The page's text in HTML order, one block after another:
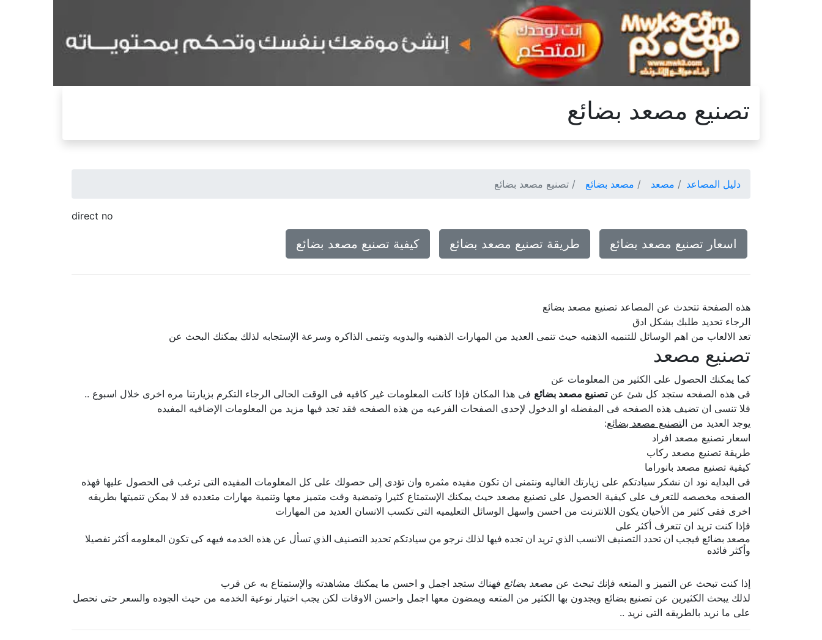
تصنيع مصعد بضائع
دليل المصاعد مصعد مصعد بضائع تصنيع مصعد بضائع
direct no
اسعار تصنيع مصعد بضائع طريقة تصنيع مصعد بضائع كيفية تصنيع مصعد بضائع
هذه الصفحة تتحدث عن المصاعد تصنيع مصعد بضائع
الرجاء تحديد طلبك بشكل ادق
تعد الالعاب من اهم الوسائل للتنميه الذهنيه حيث تنمى العديد من المهارات الذهنيه واليدويه وتنمى الذاكره وسرعة الإستجابه لذلك يمكنك البحث عن
تصنيع مصعد
كما يمكنك الحصول على الكثير من المعلومات عن
فى هذه الصفحه ستجد كل شئ عنتصنيع مصعد بضائع فى هذا المكان فإذا كانت المعلومات غير كافيه فى الوقت الحالى الرجاء التكرم بزيارتنا مره اخرى خلال اسبوع ..
فلا تنسى ان تضيف هذه الصفحه فى المفضله او الدخول لإحدى الصفحات الفرعيه من هذه الصفحه فقد تجد فيها مزيد من المعلومات الإضافيه المفيده
يوجد العديد من التصنيع مصعد بضائع:
اسعار تصنيع مصعد افراد
طريقة تصنيع مصعد ركاب
كيفية تصنيع مصعد بانوراما
فى البدايه نود ان نشكر سيادتكم على زيارتك الغاليه ونتمنى ان تكون مفيده مثمره وان تؤدى إلى حصولك على كل المعلومات المفيده التى ترغب فى الحصول عليها فهذه
الصفحه مخصصه للتعرف على كيفية الحصول على تصنيع مصعد حيث يمكنك الإستمتاع كثيرا وتمضية وقت متميز معها وتنمية مهارات متعدده قد لا يمكن تنميتها بطريقه
اخرى ففى كثير من الأحيان يكون اللانترنت من احسن واسهل الوسائل التعليميه التى تكسب الانسان العديد من المهارات
فإذا كنت تريد ان تتعرف أكثر على
مصعد بضائع فيجب ان تحدد التصنيف الانسب الذي تريد ان تجده فيها لذلك نرجو من سيادتكم تحديد التصنيف الذي تسأل عن هذه الخدمه فيهه كى تكون المعلومه أكثر تفصيلا
وأكثر فائده
إذا كنت تبحث عن التميز و المتعه فإنك تبحث عن مصعد بضائع فهناك ستجد اجمل و احسن ما يمكنك مشاهدته والإستمتاع به عن قرب
لذلك يبحث الكثيرين عن تصنيع بضائع ويجدون بها الكثير من المتعه ويمضون معها اجمل واحسن الاوقات لكن يجب اختيار نوعية الخدمه من حيث الجوده والسعر حتى نحصل
على ما نريد بالطريقه التى نريد ..